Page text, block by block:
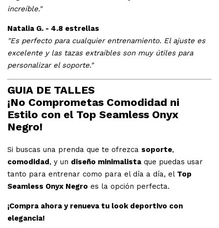
increíble."
Natalia G. - 4.8 estrellas
"Es perfecto para cualquier entrenamiento. El ajuste es
excelente y las tazas extraíbles son muy útiles para
personalizar el soporte."
GUIA DE TALLES
¡No Comprometas Comodidad ni
Estilo con el Top Seamless Onyx
Negro!
Si buscas una prenda que te ofrezca soporte,
comodidad, y un diseño minimalista que puedas usar
tanto para entrenar como para el día a día, el Top
Seamless Onyx Negro es la opción perfecta.
¡Compra ahora y renueva tu look deportivo con
elegancia!